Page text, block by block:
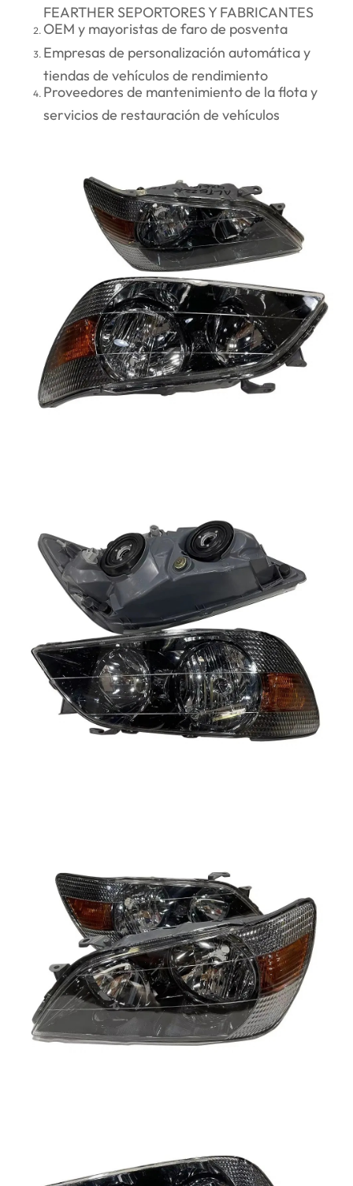
FEARTHER SEPORTORES Y FABRICANTES
OEM y mayoristas de faro de posventa
Empresas de personalización automática y
tiendas de vehículos de rendimiento
Proveedores de mantenimiento de la flota y
servicios de restauración de vehículos